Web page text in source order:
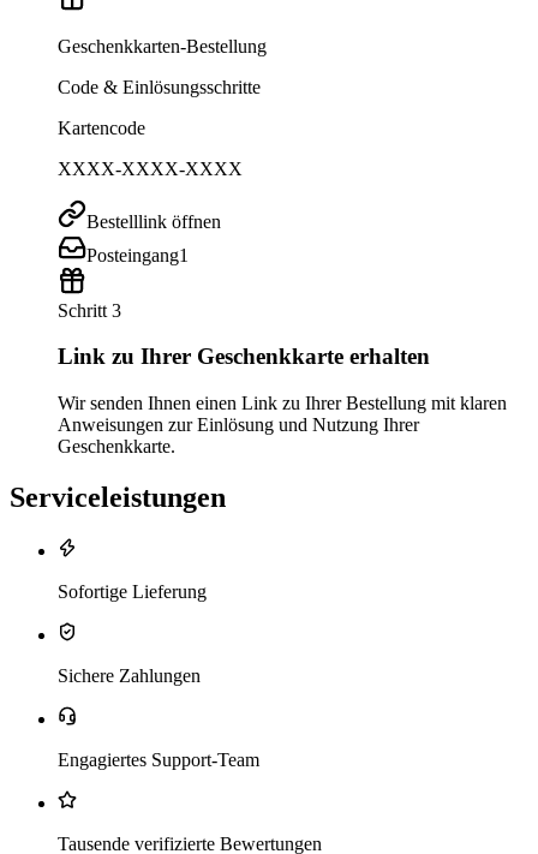
Geschenkkarten-Bestellung
Code & Einlösungsschritte
Kartencode
XXXX-XXXX-XXXX
Bestelllink öffnen
Posteingang1
Schritt 3
Link zu Ihrer Geschenkkarte erhalten
Wir senden Ihnen einen Link zu Ihrer Bestellung mit klaren
Anweisungen zur Einlösung und Nutzung Ihrer
Geschenkkarte.
Serviceleistungen
Sofortige Lieferung
Sichere Zahlungen
Engagiertes Support-Team
Tausende verifizierte Bewertungen